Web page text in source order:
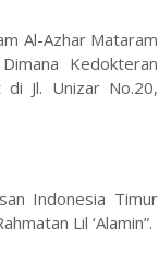
Al-Azhar Mataram
Kedokteran
di Jl. Unizar No.20,
Indonesia Timur
Lil ‘Alamin”.